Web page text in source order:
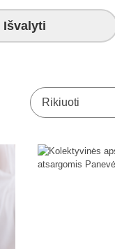
Išvalyti
Rikiuoti